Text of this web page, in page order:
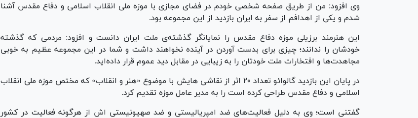
وی افزود: من از طریق صفحه شخصی خودم در فضای مجازی با موزه ملی انقلاب اسلامی و دفاع مقدس آشنا
شدم و یکی از اهدافم از سفر به ایران بازدید از این مجموعه بود.
این هنرمند برزیلی موزه دفاع مقدس را نمایانگر گذشته‌ی ملت ایران دانست و افزود: مردمی که گذشته
خودشان را ندانند؛ چیزی برای بدست آوردن در آینده نخواهند داشت و شما در این مجموعه عظیم به خوبی
مجاهدت‌ها و افتخارات ملت خودتان را به زیبایی در مقابل دید عموم قرار داده‌اید.
در پایان این بازدید گالوائو تعداد ۲۰ اثر از نقاشی هایش با موضوع «هنر و انقلاب» که مختص موزه ملی انقلاب
اسلامی و دفاع مقدس طراحی کرده است را به مدیر عامل موزه تقدیم کرد.
گفتنی است؛ وی به دلیل فعالیت‌های ضد امپریالیستی و ضد صهیونیستی اش از هرگونه فعالیت در کشور